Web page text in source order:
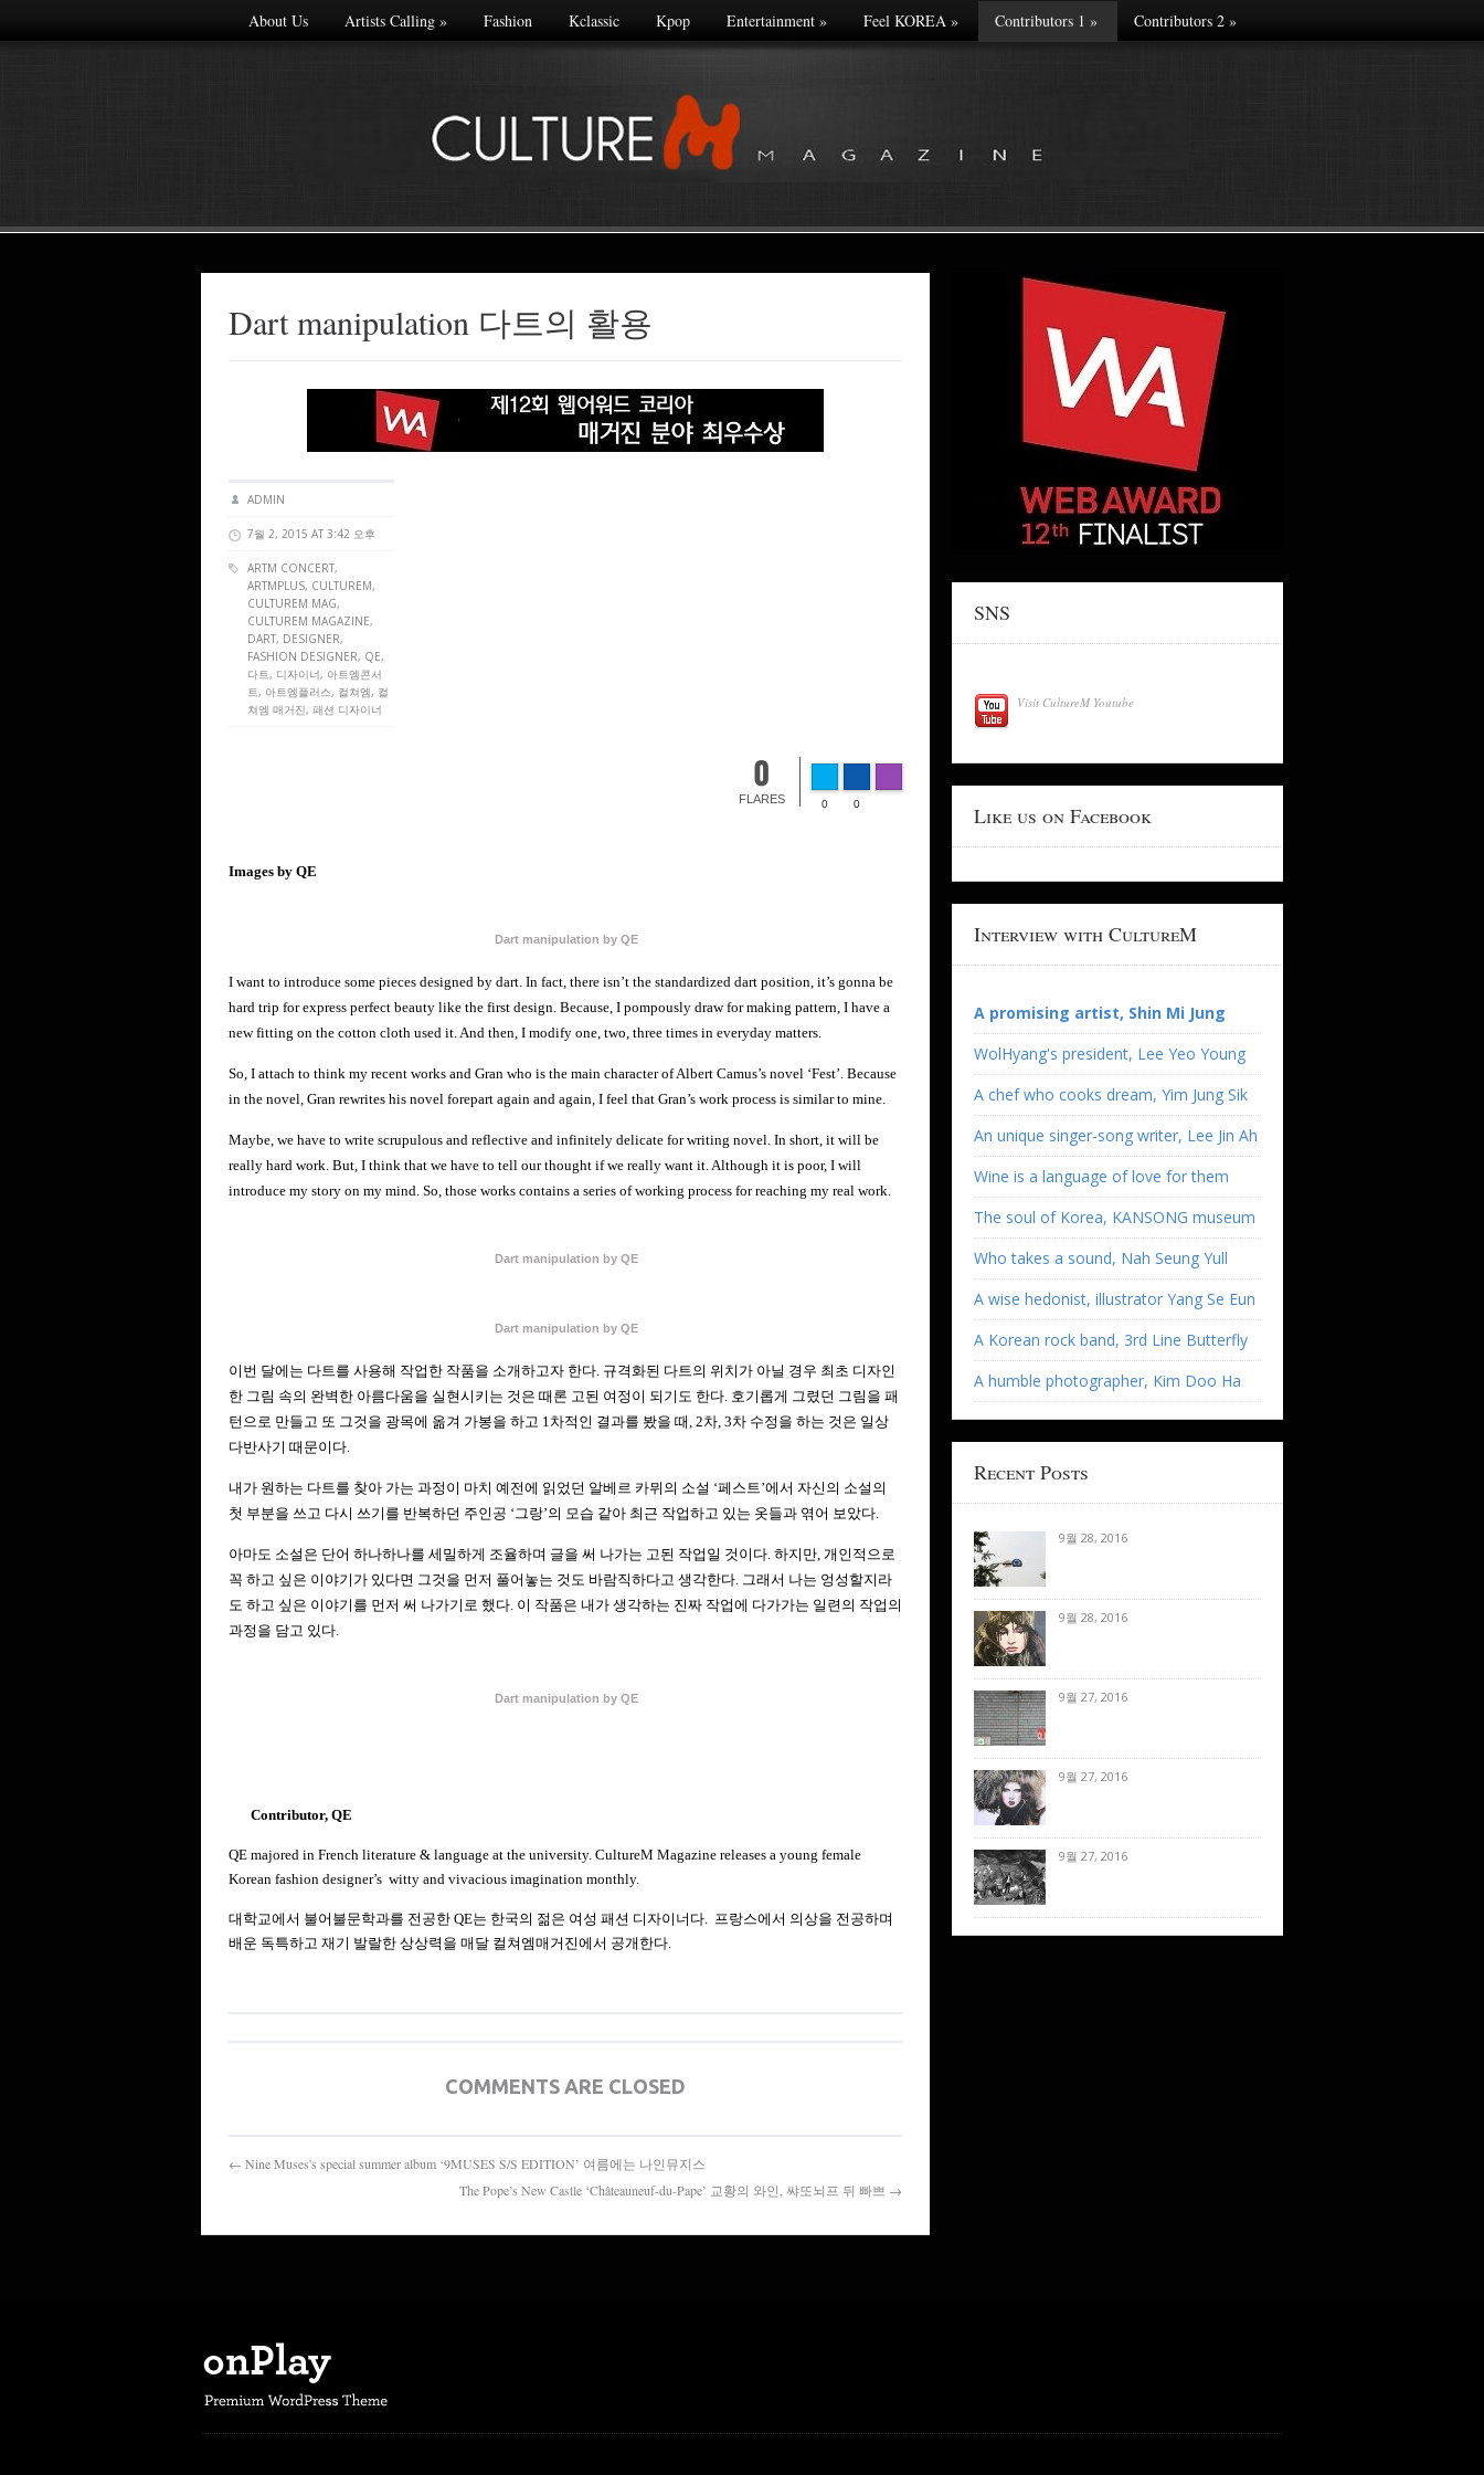
About Us Artists Calling» Fashion Kclassic Kpop Entertainment» Feel KOREA» Contributors 1 » Contributors 2»
Dart manipulation 다트의 활용
ADMIN
7월 2, 2015 AT 3:42 오후
ARTM CONCERT,
ARTMPLUS, CULTUREM,
CULTUREM MAG,
CULTUREM MAGAZINE,
DART, DESIGNER,
FASHION DESIGNER, QE,
다트, 디자이너, 아트엠콘서
트, 아트엠플러스, 컬쳐엠, 컬
쳐엠 매거진, 패션 디자이너
0
FLARES 0 0
Images by QE
Dart manipulation by QE
I want to introduce some pieces designed by dart. In fact, there isn’t the standardized dart position, it’s gonna be
hard trip for express perfect beauty like the first design. Because, I pompously draw for making pattern, I have a
new fitting on the cotton cloth used it. And then, I modify one, two, three times in everyday matters.
So, I attach to think my recent works and Gran who is the main character of Albert Camus’s novel ‘Fest’. Because
in the novel, Gran rewrites his novel forepart again and again, I feel that Gran’s work process is similar to mine.
Maybe, we have to write scrupulous and reflective and infinitely delicate for writing novel. In short, it will be
really hard work. But, I think that we have to tell our thought if we really want it. Although it is poor, I will
introduce my story on my mind. So, those works contains a series of working process for reaching my real work.
Dart manipulation by QE
Dart manipulation by QE
이번 달에는 다트를 사용해 작업한 작품을 소개하고자 한다. 규격화된 다트의 위치가 아닐 경우 최초 디자인
한 그림 속의 완벽한 아름다움을 실현시키는 것은 때론 고된 여정이 되기도 한다. 호기롭게 그렸던 그림을 패
턴으로 만들고 또 그것을 광목에 옮겨 가봉을 하고 1차적인 결과를 봤을 때, 2차, 3차 수정을 하는 것은 일상
다반사기 때문이다.
내가 원하는 다트를 찾아 가는 과정이 마치 예전에 읽었던 알베르 카뮈의 소설 ‘페스트’에서 자신의 소설의
첫 부분을 쓰고 다시 쓰기를 반복하던 주인공 ‘그랑’의 모습 같아 최근 작업하고 있는 옷들과 엮어 보았다.
아마도 소설은 단어 하나하나를 세밀하게 조율하며 글을 써 나가는 고된 작업일 것이다. 하지만, 개인적으로
꼭 하고 싶은 이야기가 있다면 그것을 먼저 풀어놓는 것도 바람직하다고 생각한다. 그래서 나는 엉성할지라
도 하고 싶은 이야기를 먼저 써 나가기로 했다. 이 작품은 내가 생각하는 진짜 작업에 다가가는 일련의 작업의
과정을 담고 있다.
Dart manipulation by QE
Contributor, QE
QE majored in French literature & language at the university. CultureM Magazine releases a young female
Korean fashion designer’s witty and vivacious imagination monthly.
대학교에서 불어불문학과를 전공한 QE는 한국의 젊은 여성 패션 디자이너다. 프랑스에서 의상을 전공하며
배운 독특하고 재기 발랄한 상상력을 매달 컬쳐엠매거진에서 공개한다.
COMMENTS ARE CLOSED
← Nine Muses's special summer album ‘9MUSES S/S EDITION’ 여름에는 나인뮤지스
The Pope’s New Castle ‘Châteauneuf-du-Pape’ 교황의 와인, 쌰또뇌프 뒤 빠쁘 →
SNS
Visit CultureM Youtube
Like us on Facebook
Interview with CultureM
A promising artist, Shin Mi Jung
WolHyang's president, Lee Yeo Young
A chef who cooks dream, Yim Jung Sik
An unique singer-song writer, Lee Jin Ah
Wine is a language of love for them
The soul of Korea, KANSONG museum
Who takes a sound, Nah Seung Yull
A wise hedonist, illustrator Yang Se Eun
A Korean rock band, 3rd Line Butterfly
A humble photographer, Kim Doo Ha
Recent Posts
9월 28, 2016
9월 28, 2016
9월 27, 2016
9월 27, 2016
9월 27, 2016
Made with